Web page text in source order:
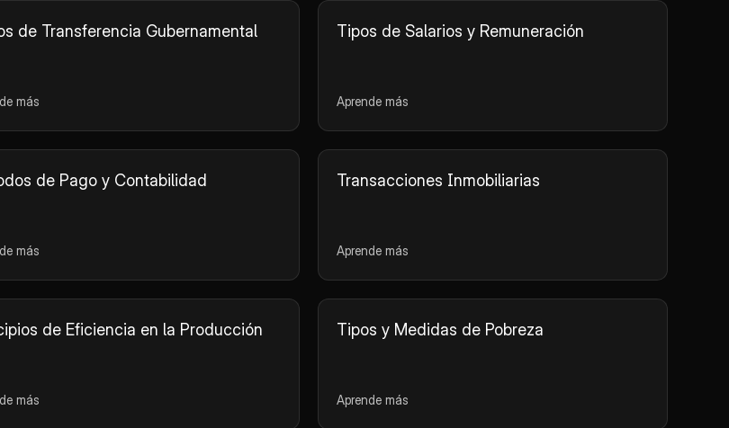
de Transferencia Gubernamental
más
Tipos de Salarios y Remuneración
Aprende más
de Pago y Contabilidad
más
Transacciones Inmobiliarias
Aprende más
de Eficiencia en la Producción
más
Tipos y Medidas de Pobreza
Aprende más